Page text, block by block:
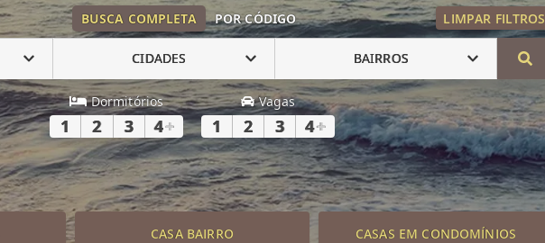
BUSCA COMPLETA POR CÓDIGO LIMPAR FILTROS
CIDADES BAIRROS
Dormitórios
1 2 3 4+
Vagas
1 2 3 4+
CASA BAIRRO CASAS EM CONDOMÍNIOS